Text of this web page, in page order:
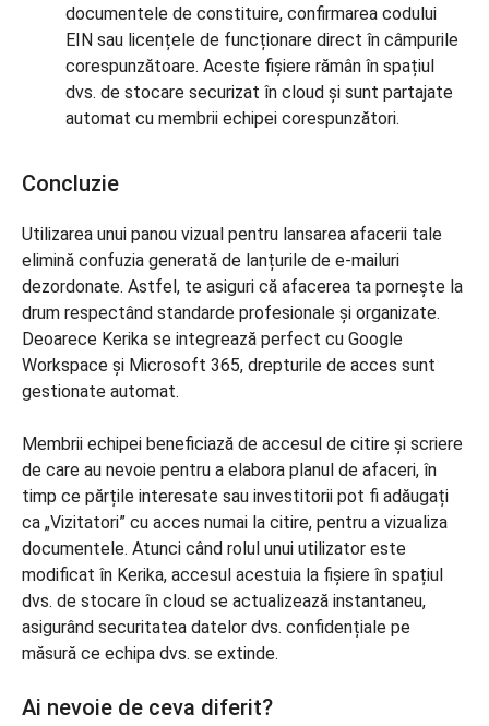
documentele de constituire, confirmarea codului
EIN sau licențele de funcționare direct în câmpurile
corespunzătoare. Aceste fișiere rămân în spațiul
dvs. de stocare securizat în cloud și sunt partajate
automat cu membrii echipei corespunzători.
Concluzie
Utilizarea unui panou vizual pentru lansarea afacerii tale
elimină confuzia generată de lanțurile de e-mailuri
dezordonate. Astfel, te asiguri că afacerea ta pornește la
drum respectând standarde profesionale și organizate.
Deoarece Kerika se integrează perfect cu Google
Workspace și Microsoft 365, drepturile de acces sunt
gestionate automat.
Membrii echipei beneficiază de accesul de citire și scriere
de care au nevoie pentru a elabora planul de afaceri, în
timp ce părțile interesate sau investitorii pot fi adăugați
ca „Vizitatori” cu acces numai la citire, pentru a vizualiza
documentele. Atunci când rolul unui utilizator este
modificat în Kerika, accesul acestuia la fișiere în spațiul
dvs. de stocare în cloud se actualizează instantaneu,
asigurând securitatea datelor dvs. confidențiale pe
măsură ce echipa dvs. se extinde.
Ai nevoie de ceva diferit?